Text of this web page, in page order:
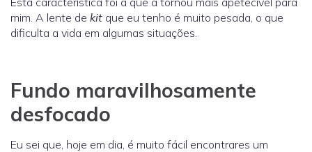
mim. A lente de kit que eu tenho é muito pesada, o que
dificulta a vida em algumas situações.
Fundo maravilhosamente
desfocado
Eu sei que, hoje em dia, é muito fácil encontrares um